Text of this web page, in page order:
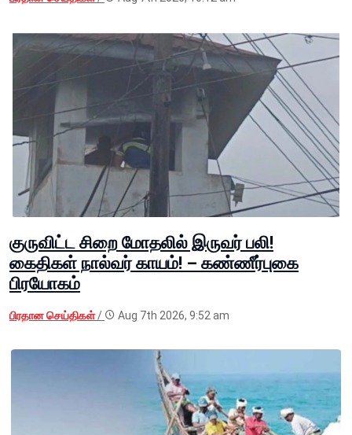
குருவிட்ட சிறை மோதலில் இருவர் பலி!
கைதிகள் நால்வர் காயம்! – கண்ணீர்புகை
பிரயோகம்
பிரதான செய்திகள்/ Aug 7th 2026, 9:52 am